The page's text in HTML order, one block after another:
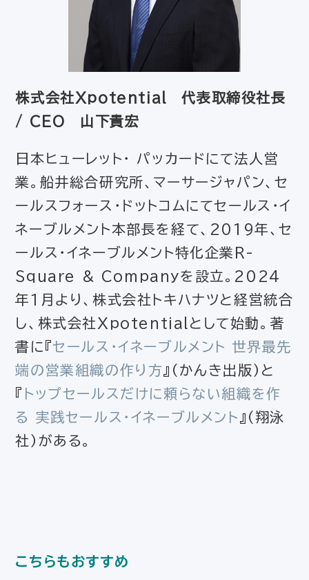
株式会社Xpotential 代表取締役社長
/ CEO 山下貴宏
日本ヒューレット・ パッカードにて法人営
業。船井総合研究所、マーサージャパン、セ
ールスフォース・ドットコムにてセールス・イ
ネーブルメント本部長を経て、2019年、セ
ールス・イネーブルメント特化企業R-
Square & Companyを設立。2024
年1月より、株式会社トキハナツと経営統合
し、株式会社Xpotentialとして始動。著
書に『セールス・イネーブルメント 世界最先
端の営業組織の作り方 』（かんき出版）と
『 トップセールスだけに頼らない組織を作
る 実践セールス・イネーブルメント 』（翔泳
社）がある。
こちらもおすすめ